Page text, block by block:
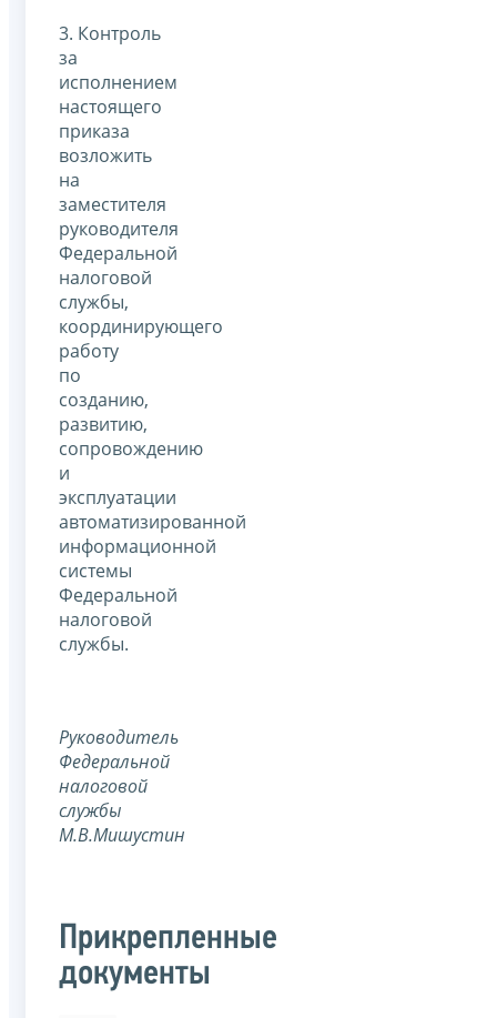
3. Контроль
за
исполнением
настоящего
приказа
возложить
на
заместителя
руководителя
Федеральной
налоговой
службы,
координирующего
работу
по
созданию,
развитию,
сопровождению
и
эксплуатации
автоматизированной
информационной
системы
Федеральной
налоговой
службы.
Руководитель
Федеральной
налоговой
службы
М.В.Мишустин
Прикрепленные
документы